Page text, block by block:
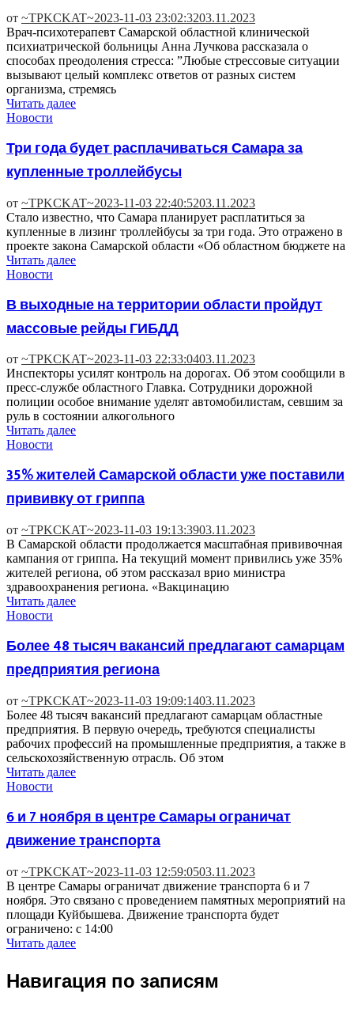
от ~TPKCKAT~2023-11-03 23:02:3203.11.2023
Врач-психотерапевт Самарской областной клинической
психиатрической больницы Анна Лучкова рассказала о
способах преодоления стресса: ️”Любые стрессовые ситуации
вызывают целый комплекс ответов от разных систем
организма, стремясь
Читать далее
Новости
Три года будет расплачиваться Самара за
купленные троллейбусы
от ~TPKCKAT~2023-11-03 22:40:5203.11.2023
Стало известно, что Самара планирует расплатиться за
купленные в лизинг троллейбусы за три года. Это отражено в
проекте закона Самарской области «Об областном бюджете на
Читать далее
Новости
В выходные на территории области пройдут
массовые рейды ГИБДД
от ~TPKCKAT~2023-11-03 22:33:0403.11.2023
Инспекторы усилят контроль на дорогах. Об этом сообщили в
пресс-службе областного Главка. Сотрудники дорожной
полиции особое внимание уделят автомобилистам, севшим за
руль в состоянии алкогольного
Читать далее
Новости
35% жителей Самарской области уже поставили
прививку от гриппа
от ~TPKCKAT~2023-11-03 19:13:3903.11.2023
В Самарской области продолжается масштабная прививочная
кампания от гриппа. На текущий момент привились уже 35%
жителей региона, об этом рассказал врио министра
здравоохранения региона. «Вакцинацию
Читать далее
Новости
Более 48 тысяч вакансий предлагают самарцам
предприятия региона
от ~TPKCKAT~2023-11-03 19:09:1403.11.2023
Более 48 тысяч вакансий предлагают самарцам областные
предприятия. В первую очередь, требуются специалисты
рабочих профессий на промышленные предприятия, а также в
сельскохозяйственную отрасль. Об этом
Читать далее
Новости
6 и 7 ноября в центре Самары ограничат
движение транспорта
от ~TPKCKAT~2023-11-03 12:59:0503.11.2023
В центре Самары ограничат движение транспорта 6 и 7
ноября. Это связано с проведением памятных мероприятий на
площади Куйбышева. Движение транспорта будет
ограничено: с 14:00
Читать далее
Навигация по записям